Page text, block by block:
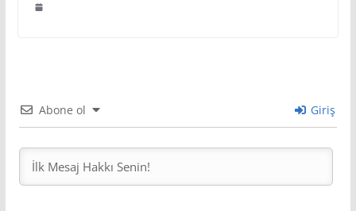
Abone ol Giriş